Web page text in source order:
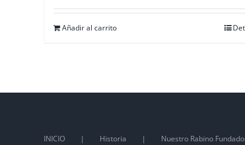
Añadir al carrito
INICIO Historia Nuestro Rabino